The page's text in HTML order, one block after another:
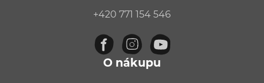
+420 771 154 546
O nákupu